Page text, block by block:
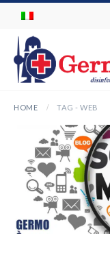
HOME TAG - WEB